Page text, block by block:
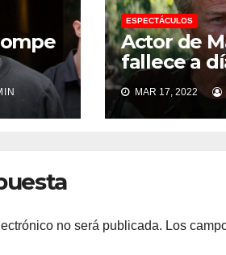
ESPECTÁCULOS
Actor de
fallece a
festejar su
MAR 17, 2022
no será publicada. Los